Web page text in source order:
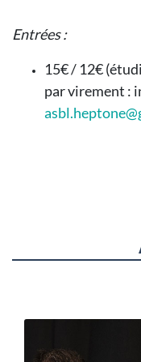
Entrées :
15€ / 12€
par virement :